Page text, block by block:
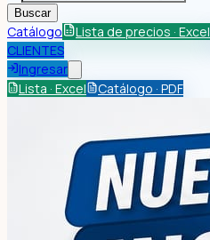
Buscar
Catálogo Lista de precios · Excel
CLIENTES
Ingresar
Lista · Excel
Catálogo · PDF